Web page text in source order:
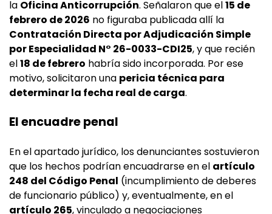
la Oficina Anticorrupción. Señalaron que el15 de
febrero de 2026 no figuraba publicada allí la
Contratación Directa por Adjudicación Simple
por Especialidad N° 26-0033-CDI25, y que recién
el18 de febrero habría sido incorporada. Por ese
motivo, solicitaron una pericia técnica para
determinar la fecha real de carga.
El encuadre penal
En el apartado jurídico, los denunciantes sostuvieron
que los hechos podrían encuadrarse en el artículo
248 del Código Penal (incumplimiento de deberes
de funcionario público) y, eventualmente, en el
artículo 265, vinculado a negociaciones